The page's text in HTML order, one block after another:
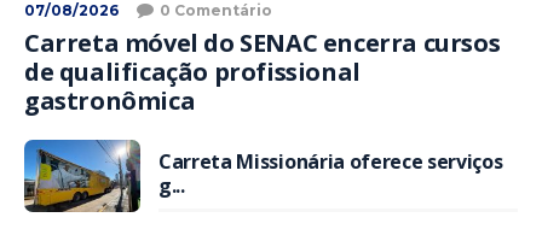
07/08/2026 0 Comentário
Carreta móvel do SENAC encerra cursos
de qualificação profissional
gastronômica
Carreta Missionária oferece serviços
g...